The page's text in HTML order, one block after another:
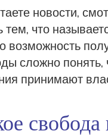
новости,
тем, что
возможность
сложно
принимают